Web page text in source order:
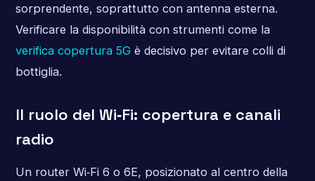
sorprendente, soprattutto con antenna esterna.
Verificare la disponibilità con strumenti come la
verifica copertura 5Gè decisivo per evitare colli di
bottiglia.
Il ruolo del Wi‑Fi: copertura e canali
radio
Un router Wi‑Fi 6 o 6E, posizionato al centro della